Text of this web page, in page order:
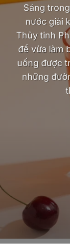
Sáng
nước giải
Thủy tinh
để vừa làm
uống được
những